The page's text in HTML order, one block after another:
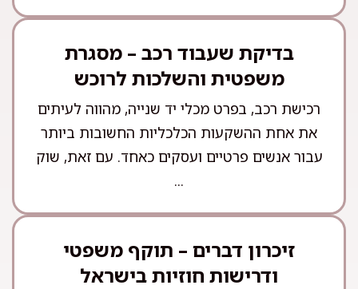
בדיקת שעבוד רכב – מסגרת
משפטית והשלכות לרוכש
רכישת רכב, בפרט מכלי יד שנייה, מהווה לעיתים
את אחת ההשקעות הכלכליות החשובות ביותר
עבור אנשים פרטיים ועסקים כאחד. עם זאת, שוק
...
זיכרון דברים – תוקף משפטי
ודרישות חוזיות בישראל